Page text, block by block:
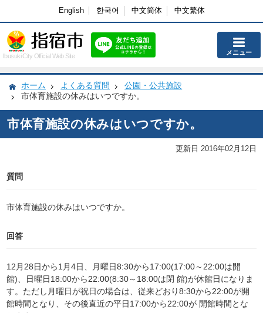
English 한국어 中文简体 中文繁体
Ibusuki City Official Web Site メニュー
ホーム よくある質問
公園・公共施設
市体育施設の休みはいつですか。
市体育施設の休みはいつですか。
更新日 2016年02月12日
質問
市体育施設の休みはいつですか。
回答
12月28日から1月4日、月曜日8:30から17:00(17:00～22:00は開
館)、日曜日18:00から22:00(8:30～18:00は閉 館)が休館日になりま
す。ただし月曜日が祝日の場合は、従来どおり8:30から22:00が開
館時間となり、その後直近の平日17:00から22:00が 開館時間とな